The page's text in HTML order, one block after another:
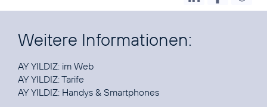
Weitere Informationen:
AY YILDIZ: im Web
AY YILDIZ:Tarife
AY YILDIZ: Handys & Smartphones